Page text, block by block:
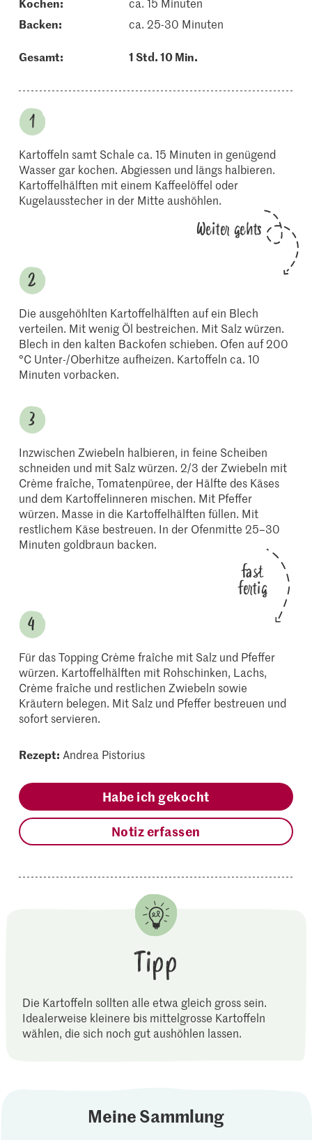
backen:
ca. 25-30 Minuten
Gesamt: 1 Std. 10 Min.
Kartoffeln samt Schale ca. 15 Minuten in genügend
Wasser gar kochen. Abgiessen und längs halbieren.
Kartoffelhälften mit einem Kaffeelöffel oder
Kugelausstecher in der Mitte aushöhlen.
Weiter gehts
Die ausgehöhlten Kartoffelhälften auf ein Blech
verteilen. Mit wenig Öl bestreichen. Mit Salz würzen.
Blech in den kalten Backofen schieben. Ofen auf 200
°C Unter-/Oberhitze aufheizen. Kartoffeln ca. 10
Minuten vorbacken.
Inzwischen Zwiebeln halbieren, in feine Scheiben
schneiden und mit Salz würzen. 2/3 der Zwiebeln mit
Crème fraîche, Tomatenpüree, der Hälfte des Käses
und dem Kartoffelinneren mischen. Mit Pfeffer
würzen. Masse in die Kartoffelhälften füllen. Mit
restlichem Käse bestreuen. In der Ofenmitte 25–30
Minuten goldbraun backen.
fast
fertig
Für das Topping Crème fraîche mit Salz und Pfeffer
würzen. Kartoffelhälften mit Rohschinken, Lachs,
Crème fraîche und restlichen Zwiebeln sowie
Kräutern belegen. Mit Salz und Pfeffer bestreuen und
sofort servieren.
Rezept: Andrea Pistorius
Habe ich gekocht
Notiz erfassen
Tipp
Die Kartoffeln sollten alle etwa gleich gross sein.
Idealerweise kleinere bis mittelgrosse Kartoffeln
wählen, die sich noch gut aushöhlen lassen.
Meine Sammlung